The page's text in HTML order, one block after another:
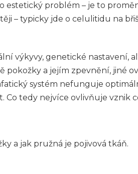
problém – je to
– typicky jde o celulitidu na
výkyvy, genetické nastavení,
pokožky a jejím zpevnění, jiné
systém nefunguje
Co tedy nejvíce ovlivňuje vznik
a jak pružná je pojivová tkáň.